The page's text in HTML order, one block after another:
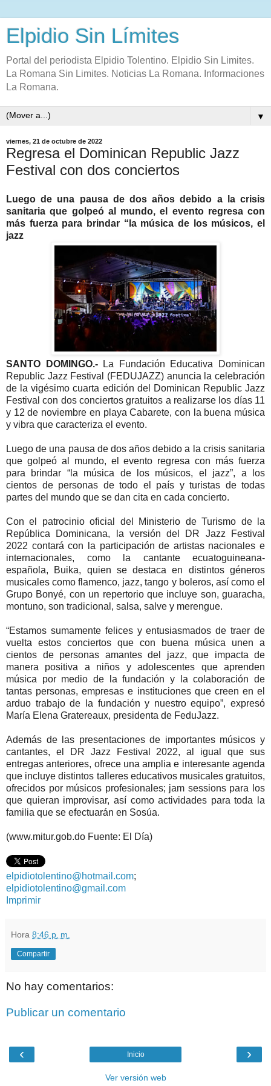
Elpidio Sin Límites
Portal del periodista Elpidio Tolentino. Elpidio Sin Limites.
La Romana Sin Limites. Noticias La Romana. Informaciones
La Romana.
▼
viernes, 21 de octubre de 2022
Regresa el Dominican Republic Jazz
Festival con dos conciertos
Luego de una pausa de dos años debido a la crisis
sanitaria que golpeó al mundo, el evento regresa con
más fuerza para brindar “la música de los músicos, el
jazz
SANTO DOMINGO.-
La Fundación Educativa Dominican
Republic Jazz Festival (FEDUJAZZ) anuncia la celebración
de la vigésimo cuarta edición del Dominican Republic Jazz
Festival con dos conciertos gratuitos a realizarse los días 11
y 12 de noviembre en playa Cabarete, con la buena música
y vibra que caracteriza el evento.
Luego de una pausa de dos años debido a la crisis sanitaria
que golpeó al mundo, el evento regresa con más fuerza
para brindar “la música de los músicos, el jazz”, a los
cientos de personas de todo el país y turistas de todas
partes del mundo que se dan cita en cada concierto.
Con el patrocinio oficial del Ministerio de Turismo de la
República Dominicana, la versión del DR Jazz Festival
2022 contará con la participación de artistas nacionales e
internacionales, como la cantante ecuatoguineana-
española, Buika, quien se destaca en distintos géneros
musicales como flamenco, jazz, tango y boleros, así como el
Grupo Bonyé, con un repertorio que incluye son, guaracha,
montuno, son tradicional, salsa, salve y merengue.
“Estamos sumamente felices y entusiasmados de traer de
vuelta estos conciertos que con buena música unen a
cientos de personas amantes del jazz, que impacta de
manera positiva a niños y adolescentes que aprenden
música por medio de la fundación y la colaboración de
tantas personas, empresas e instituciones que creen en el
arduo trabajo de la fundación y nuestro equipo”, expresó
María Elena Gratereaux, presidenta de FeduJazz.
Además de las presentaciones de importantes músicos y
cantantes, el DR Jazz Festival 2022, al igual que sus
entregas anteriores, ofrece una amplia e interesante agenda
que incluye distintos talleres educativos musicales gratuitos,
ofrecidos por músicos profesionales; jam sessions para los
que quieran improvisar, así como actividades para toda la
familia que se efectuarán en Sosúa.
(www.mitur.gob.do Fuente: El Día)
elpidiotolentino@hotmail.com;
elpidiotolentino@gmail.com
Imprimir
Hora 8:46 p. m.
Compartir
No hay comentarios:
Publicar un comentario
‹ ›
Inicio
Ver versión web